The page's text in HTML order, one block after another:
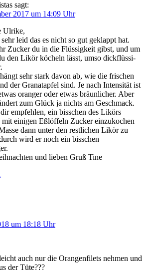
sagt:
2017 um 14:09 Uhr
Ulrike,
leid das es nicht so gut geklappt hat.
Zucker du in die Flüs­sig­keit gibst, und um
den Likör köcheln lässt, umso dick­flüs­si­
sehr stark davon ab, wie die fri­schen
der Gra­nat­ap­fel sind. Je nach Inten­si­tät ist
oran­ger oder etwas bräun­li­cher. Aber
zum Glück ja nichts am Geschmack.
emp­feh­len, ein biss­chen des Likörs
mit eini­gen Eßlöf­feln Zucker ein­zu­ko­chen
dann unter den rest­li­chen Likör zu
wird er noch ein biss­chen
und lie­ben Gruß Tine
um 18:18 Uhr
auch nur die Oran­gen­fi­lets neh­men und
der Tüte???